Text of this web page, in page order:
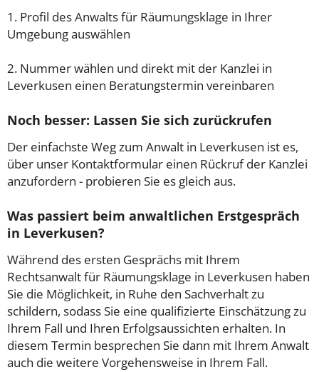
1. Profil des Anwalts für Räumungsklage in Ihrer
Umgebung auswählen
2. Nummer wählen und direkt mit der Kanzlei in
Leverkusen einen Beratungstermin vereinbaren
Noch besser: Lassen Sie sich zurückrufen
Der einfachste Weg zum Anwalt in Leverkusen ist es,
über unser Kontaktformular einen Rückruf der Kanzlei
anzufordern - probieren Sie es gleich aus.
Was passiert beim anwaltlichen Erstgespräch
in Leverkusen?
Während des ersten Gesprächs mit Ihrem
Rechtsanwalt für Räumungsklage in Leverkusen haben
Sie die Möglichkeit, in Ruhe den Sachverhalt zu
schildern, sodass Sie eine qualifizierte Einschätzung zu
Ihrem Fall und Ihren Erfolgsaussichten erhalten. In
diesem Termin besprechen Sie dann mit Ihrem Anwalt
auch die weitere Vorgehensweise in Ihrem Fall.